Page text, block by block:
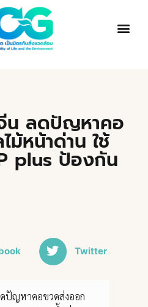
น ลดปัญหาคอ
หน้าด่าน ใช้
plus ป้องกัน
Twitter
ปัญหาคอขวดส่งออก